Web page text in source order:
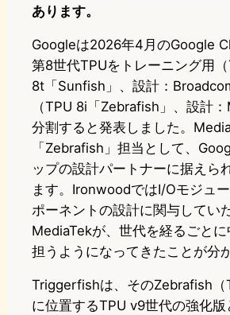
あります。
Googleは2026年4月のGoogle
第8世代TPUをトレーニング用
8t「Sunfish」、設計：
（TPU 8i「Zebrafish」、設計
分割すると発表しました。
「Zebrafish」担当として、
ップの設計パートナーに据えら
ます。IronwoodではI/Oモジュ
ポーネントの設計に関与してい
MediaTekが、世代を経るごと
担うようになってきたことが分
Triggerfishは、そのZebrafish（
に位置するTPU v9世代の強化